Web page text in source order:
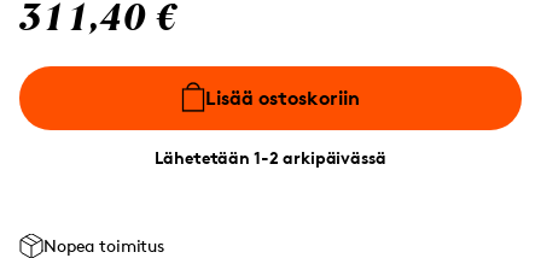
311,40 €
Lisää ostoskoriin
Lähetetään 1-2 arkipäivässä
Nopea toimitus